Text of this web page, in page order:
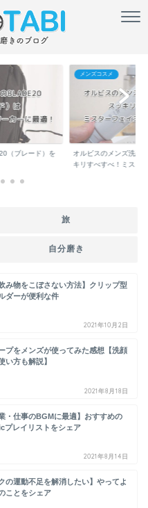
（ブレード）を
メンズコスメ
オルビスのメンズ洗顔
キリすべすべ！ミス...
旅
自分磨き
み物をこぼさない方法】クリップ型
ダーが便利な件
2021年10月2日
プをメンズが使ってみた感想【洗顔
い方も解説】
2021年8月18日
・仕事のBGMに最適】おすすめの
プレイリストをシェア
2021年8月14日
の運動不足を解消したい】やってよ
ことをシェア